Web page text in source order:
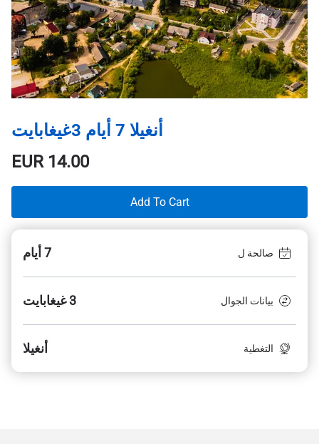
أنغيلا 7 أيام 3غيغابايت
EUR14.00
Add To Cart
صالحة ل 7 أيام
بيانات الجوال 3 غيغابايت
التغطية أنغيلا